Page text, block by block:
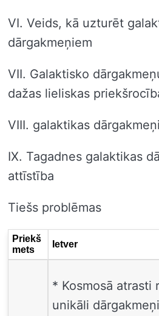
VI. Veids, kā uzturēt
dārgakmeņiem
VII. Galaktisko
dažas lieliskas
VIII. galaktikas dārgakmeņi
IX. Tagadnes galaktikas
attīstība
Tiešs problēmas
Priekš
mets
Ietver
* Kosmosā atrasti
unikāli dārgakmeņi